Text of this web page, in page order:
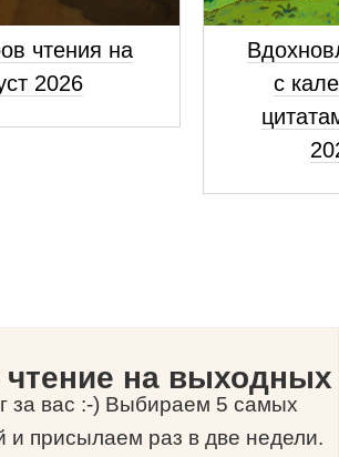
чтения на
2026
с
чтение на выходных
за вас :-) Выбираем 5 самых
и присылаем раз в две недели.